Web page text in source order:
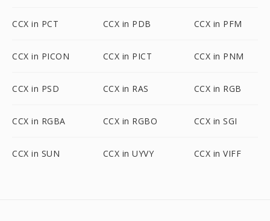
CCX in PCT CCX in PDB CCX in PFM
CCX in PICON CCX in PICT CCX in PNM
CCX in PSD CCX in RAS CCX in RGB
CCX in RGBA CCX in RGBO CCX in SGI
CCX in SUN CCX in UYVY CCX in VIFF